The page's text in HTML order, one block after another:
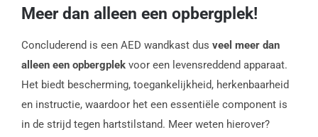
Meer dan alleen een opbergplek!
Concluderend is een AED wandkast dus veel meer dan
alleen een opbergplek voor een levensreddend apparaat.
Het biedt bescherming, toegankelijkheid, herkenbaarheid
en instructie, waardoor het een essentiële component is
in de strijd tegen hartstilstand. Meer weten hierover?